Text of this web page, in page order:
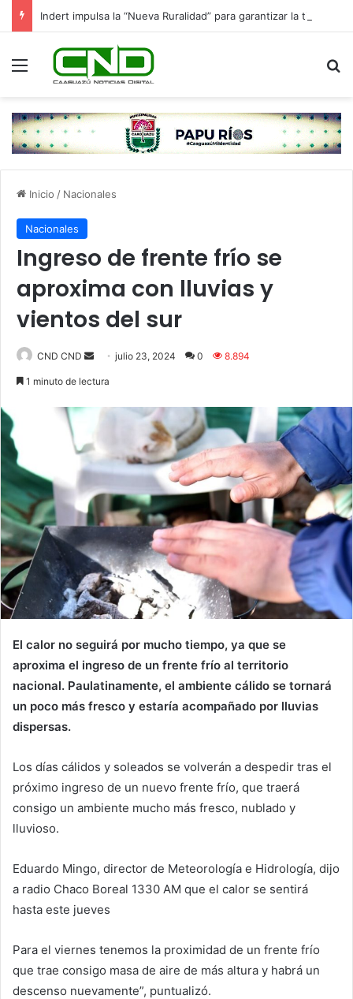
Menú
Inicio / Nacionales
Nacionales
Ingreso de frente frío se
aproxima con lluvias y
vientos del sur
CND CND
Sendjulio 23, 2024 0 8.894
1 minuto de lectura
El calor no seguirá por mucho tiempo, ya que se
aproxima el ingreso de un frente frío al territorio
nacional. Paulatinamente, el ambiente cálido se tornará
un poco más fresco y estaría acompañado por lluvias
dispersas.
Los días cálidos y soleados se volverán a despedir tras el
próximo ingreso de un nuevo frente frío, que traerá
consigo un ambiente mucho más fresco, nublado y
lluvioso.
Eduardo Mingo, director de Meteorología e Hidrología, dijo
a radio Chaco Boreal 1330 AM que el calor se sentirá
hasta este jueves
Para el viernes tenemos la proximidad de un frente frío
que trae consigo masa de aire de más altura y habrá un
descenso nuevamente”, puntualizó.